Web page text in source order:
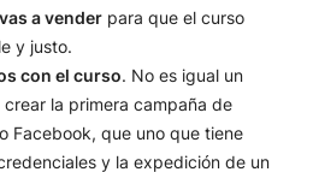
a vender para que el curso
y justo.
con el curso. No es igual un
la primera campaña de
Facebook, que uno que tiene
y la expedición de un